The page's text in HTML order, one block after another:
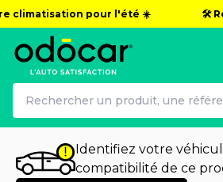
climatisation pour l'été ☀️ 🛠️
Identifiez votre
compatibilité de ce